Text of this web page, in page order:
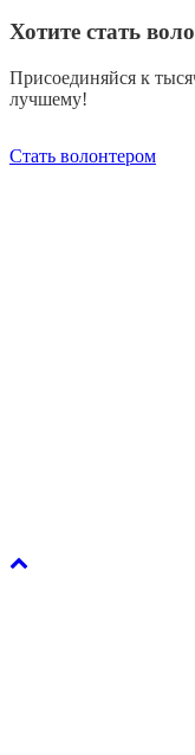
Хотите стать
Присоединяйся к
лучшему!
Стать волонтером